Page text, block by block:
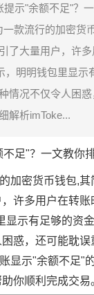
提示"余额不足"？
款流行的加密货
了大量用户，许
明明钱包里显示
情况不仅令人困
解析imToke...
足"？一文教你
加密货币钱包,
许多用户在转
显示有足够的资
惑，还可能耽
显示"余额不足"
你顺利完成交易